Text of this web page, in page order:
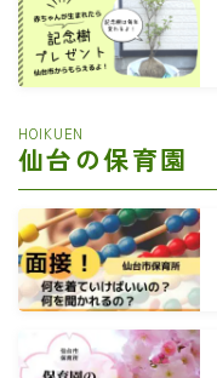
HOIKUEN
仙台の保育園